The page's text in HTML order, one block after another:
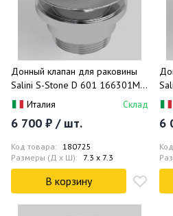
Донный клапан для раковины
Salini S-Stone D 601 166301M
(белый матовый),
Италия Склад
6 700 ₽ / шт.
Код товара: 180725
Размеры (Д x Ш): 7.3 x 7.3
В корзину
6